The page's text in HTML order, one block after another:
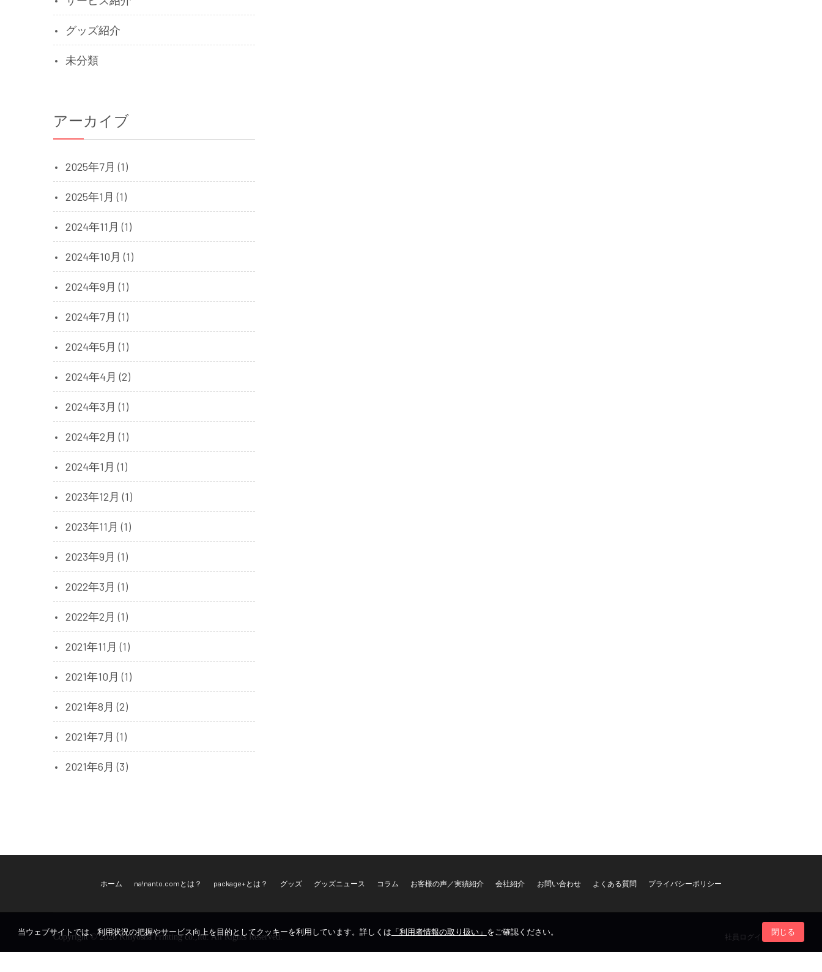
当ウェブサイトでは、利用状況の把握やサービス向上を目的としてクッキーを利用しています。詳しくは 「利用者情報の取り扱い」 をご確認ください。 閉じる
グッズ紹介
未分類
アーカイブ
2025年7月 (1)
2025年1月 (1)
2024年11月 (1)
2024年10月 (1)
2024年9月 (1)
2024年7月 (1)
2024年5月 (1)
2024年4月 (2)
2024年3月 (1)
2024年2月 (1)
2024年1月 (1)
2023年12月 (1)
2023年11月 (1)
2023年9月 (1)
2022年3月 (1)
2022年2月 (1)
2021年11月 (1)
2021年10月 (1)
2021年8月 (2)
2021年7月 (1)
2021年6月 (3)
ホーム na!nanto.comとは？ package+とは？ グッズ グッズニュース コラム お客様の声／実績紹介 会社紹介 お問い合わせ よくある質問 プライバシーポリシー
Copyright © 2026 Kinyosha Printing co.,ltd. All Rights Reserved. 社員ログイン